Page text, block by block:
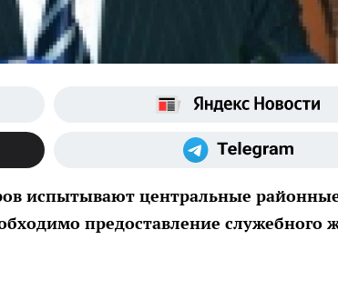
испытывают центральные
предоставление служебного